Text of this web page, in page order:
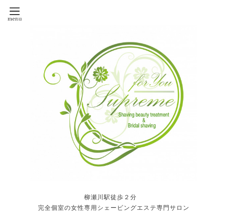
柳瀬川駅徒歩２分
完全個室の女性専用シェービングエステ専門サロン